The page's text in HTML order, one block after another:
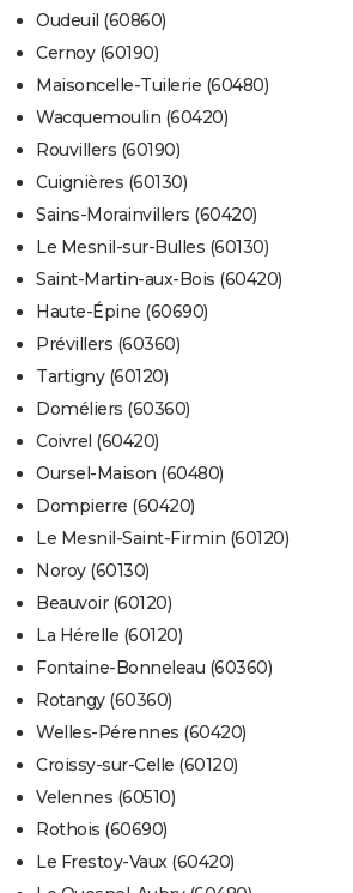
Oudeuil (60860)
Cernoy (60190)
Maisoncelle-Tuilerie (60480)
Wacquemoulin (60420)
Rouvillers (60190)
Cuignières (60130)
Sains-Morainvillers (60420)
Le Mesnil-sur-Bulles (60130)
Saint-Martin-aux-Bois (60420)
Haute-Épine (60690)
Prévillers (60360)
Tartigny (60120)
Doméliers (60360)
Coivrel (60420)
Oursel-Maison (60480)
Dompierre (60420)
Le Mesnil-Saint-Firmin (60120)
Noroy (60130)
Beauvoir (60120)
La Hérelle (60120)
Fontaine-Bonneleau (60360)
Rotangy (60360)
Welles-Pérennes (60420)
Croissy-sur-Celle (60120)
Velennes (60510)
Rothois (60690)
Le Frestoy-Vaux (60420)